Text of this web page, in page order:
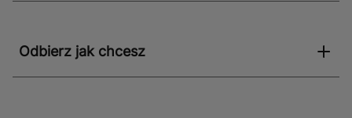
Odbierz jak chcesz